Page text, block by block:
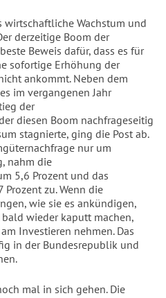
Wachstum und
derzeitige Boom der
Beweis dafür, dass es für
sofortige Erhöhung der
ankommt. Neben dem
im vergangenen Jahr
der
diesen Boom nachfrageseitig
stagnierte, ging die Post ab.
nur um
nahm die
5,6 Prozent und das
zu. Wenn die
wie sie es ankündigen,
wieder kaputt machen,
Investieren nehmen. Das
in der Bundesrepublik und
mal in sich gehen. Die